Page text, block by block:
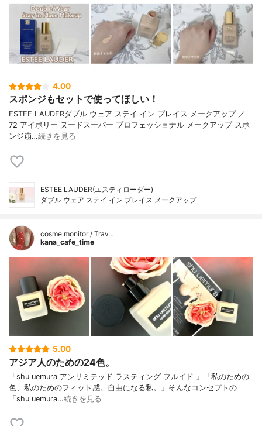
4.00
スポンジもセットで使ってほしい！
ESTEE LAUDERダブル ウェア ステイ イン プレイス メークアップ ／
72 アイボリー ヌードスーパー プロフェッショナル メークアップ スポ
ンジ崩…続きを見る
ESTEE LAUDER(エスティローダー)
ダブル ウェア ステイ イン プレイス メークアップ
cosme monitor / Trav…
kana_cafe_time
5.00
アジア人のための24色。
「shu uemura アンリミテッド ラスティング フルイド 」「私のための
色、私のためのフィット感。自由になる私。」そんなコンセプトの
「shu uemura…続きを見る